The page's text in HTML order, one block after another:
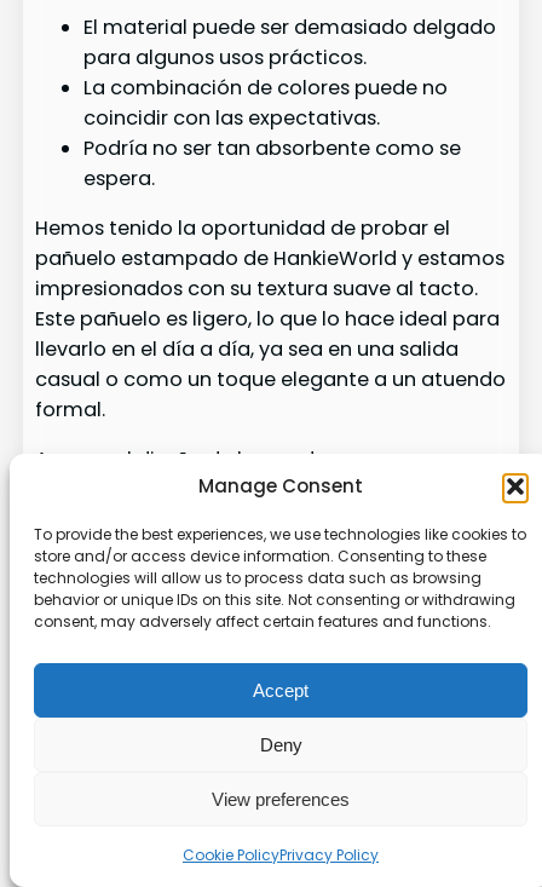
Manage Consent
To provide the best experiences, we use technologies like cookies to
store and/or access device information. Consenting to these
technologies will allow us to process data such as browsing
behavior or unique IDs on this site. Not consenting or withdrawing
consent, may adversely affect certain features and functions.
Accept
Deny
View preferences
Cookie PolicyPrivacy Policy
El material puede ser demasiado delgado
para algunos usos prácticos.
La combinación de colores puede no
coincidir con las expectativas.
Podría no ser tan absorbente como se
espera.
Hemos tenido la oportunidad de probar el
pañuelo estampado de HankieWorld y estamos
impresionados con su textura suave al tacto.
Este pañuelo es ligero, lo que lo hace ideal para
llevarlo en el día a día, ya sea en una salida
casual o como un toque elegante a un atuendo
formal.
Aunque el diseño de leopardo es
definitivamente llamativo, notamos que
color esperado y el color real. Es un detalle a
tener en cuenta si planeas combinarlo con
prendas específicas. Además, para quienes
delgado puede no ser lo más conveniente si
necesitas protección contra el polvo o sudor.
En suma, si buscas un accesorio versátil y con
una gran adición a tu colección. Simplemente
características del material y los colores antes